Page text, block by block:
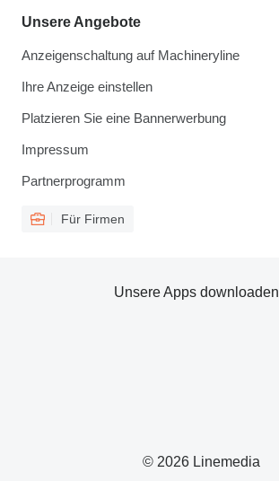
Unsere Angebote
Anzeigenschaltung auf Machineryline
Ihre Anzeige einstellen
Platzieren Sie eine Bannerwerbung
Impressum
Partnerprogramm
Für Firmen
© 2026 Linemedia
Unsere Apps downloaden